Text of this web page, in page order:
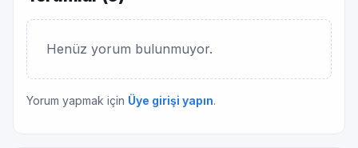
Henüz yorum bulunmuyor.
Yorum yapmak için Üye girişi yapın.